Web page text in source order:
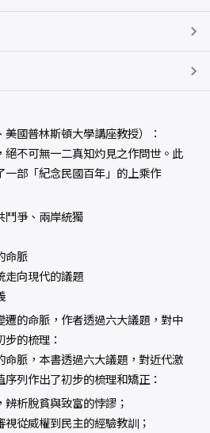
國普林斯頓大學講座教授）：
絕不可無一二真知灼見之作問世。此
一部「紀念民國百年」的上乘作
鬥爭、兩岸統獨
命脈
走向現代的議題
遷的命脈，作者透過六大議題，對中
的梳理：
命脈，本書透過六大議題，對近代激
列作出了初步的梳理和矯正：
析脫貧與致富的悖謬；
從威權到民主的經驗教訓；